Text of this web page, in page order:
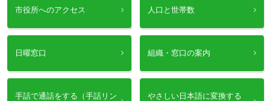
市役所へのアクセス 人口と世帯数
日曜窓口 組織・窓口の案内
手話で通話をする（手話リン
やさしい日本語に変換する